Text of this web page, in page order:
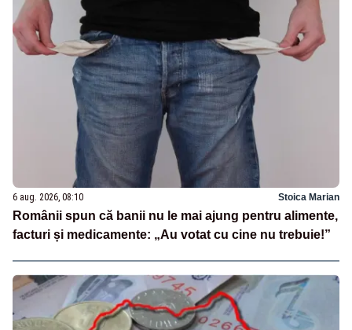
6 aug. 2026, 08:10 Stoica Marian
Românii spun că banii nu le mai ajung pentru alimente,
facturi și medicamente: „Au votat cu cine nu trebuie!”